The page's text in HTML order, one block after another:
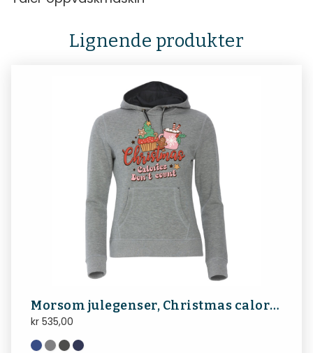
Lignende produkter
Morsom julegenser, Christmas calories don´t count
kr 535,00